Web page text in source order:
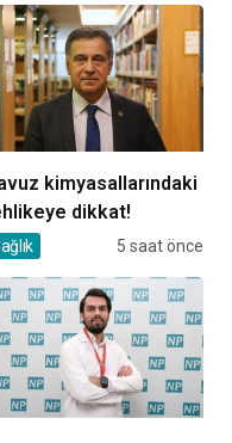
kimyasallarındaki
dikkat!
5 saat önce